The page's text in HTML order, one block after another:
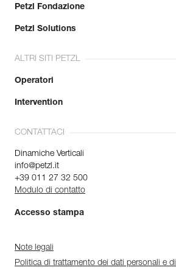
Petzl Fondazione
Petzl Solutions
ALTRI SITI PETZL
Operatori
Intervention
CONTATTACI
Dinamiche Verticali
info@petzl.it
+39 011 27 32 500
Modulo di contatto
Accesso stampa
Note legali
Politica di trattamento dei dati personali e